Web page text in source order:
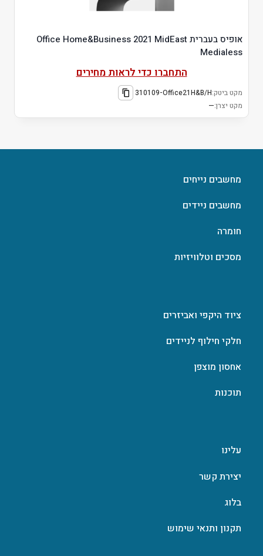
אופיס בעברית Office Home&Business 2021 MidEast
Medialess
התחברו כדי לראות מחירים
מקט ביטק:310109-Office21H&B/H
מקט יצרן:—
מחשבים נייחים
מחשבים ניידים
חומרה
מסכים וטלוויזיות
ציוד היקפי ואביזרים
חלקי חילוף לניידים
אחסון מוצפן
תוכנות
עלינו
יצירת קשר
בלוג
תקנון ותנאי שימוש